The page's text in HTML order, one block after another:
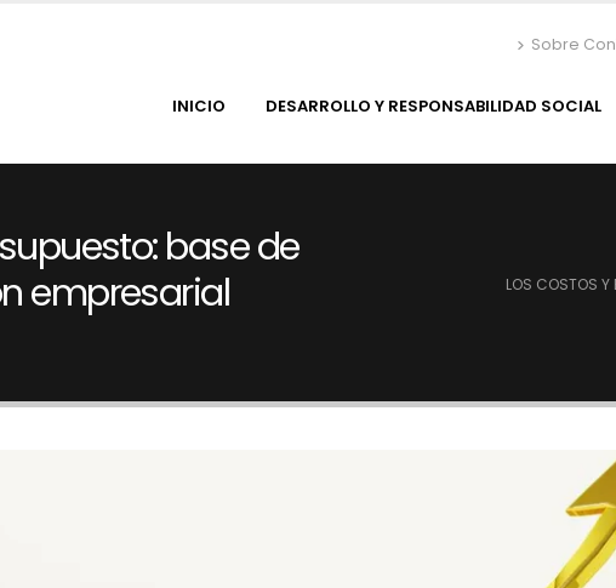
Sobre
INICIO DESARROLLO Y RESPONSABILIDAD SOCIAL
base de
empresarial
LOS COSTOS Y